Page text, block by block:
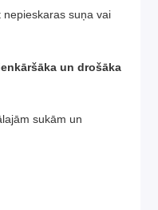
suņa vai
un drošāka
sukām un